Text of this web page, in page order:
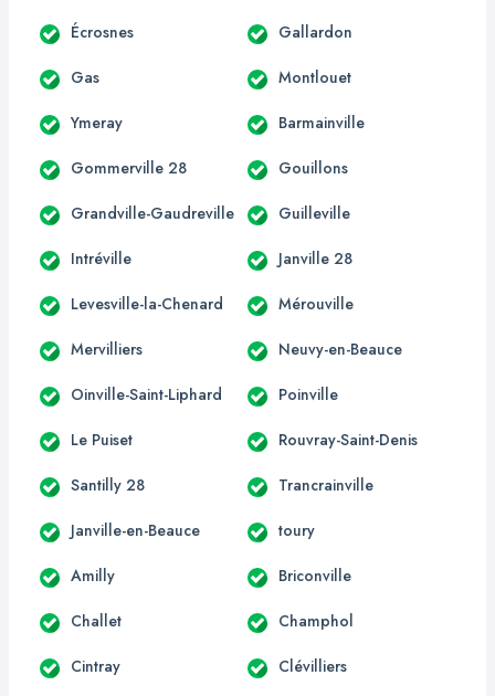
Écrosnes Gallardon
Gas Montlouet
Ymeray Barmainville
Gommerville 28 Gouillons
Grandville-Gaudreville Guilleville
Intréville Janville 28
Levesville-la-Chenard Mérouville
Mervilliers Neuvy-en-Beauce
Oinville-Saint-Liphard Poinville
Le Puiset Rouvray-Saint-Denis
Santilly 28 Trancrainville
Janville-en-Beauce toury
Amilly Briconville
Challet Champhol
Cintray Clévilliers